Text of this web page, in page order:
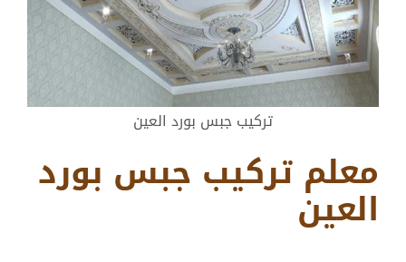
تركيب جبس بورد العين
معلم تركيب جبس بورد
العين